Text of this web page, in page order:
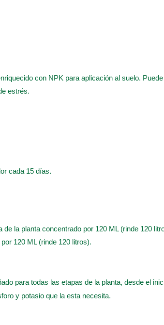
con NPK para aplicación al suelo.
estrés.
cada 15 días.
la planta concentrado por 120 ML (rinde 120
120 ML (rinde 120 litros).
para todas las etapas de la planta, desde el
y potasio que la esta necesita.